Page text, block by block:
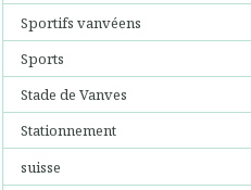
Sportifs vanvéens
Sports
Stade de Vanves
Stationnement
suisse